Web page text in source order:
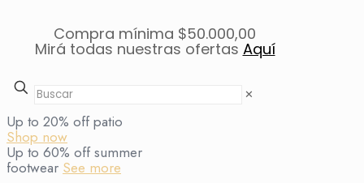
Compra mínima $50.000,00
Mirá todas nuestras ofertas Aquí
✕
Up to 20% off patio
Shop now
Up to 60% off summer
footwear See more